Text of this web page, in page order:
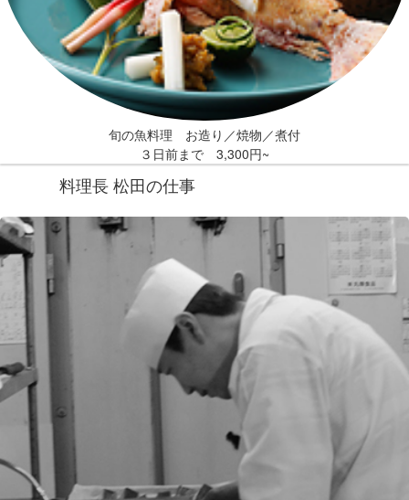
旬の魚料理 お造り／焼物／煮付
３日前まで 3,300円~
料理長 松田の仕事